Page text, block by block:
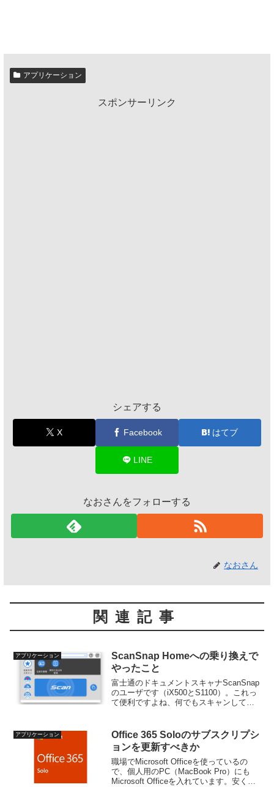
アプリケーション
スポンサーリンク
シェアする
X Facebook はてブ
LINE
なおさんをフォローする
なおさん
関連記事
アプリケーション
ScanSnap Homeへの乗り換えで
やったこと
富士通のドキュメントスキャナScanSnap
のユーザです（iX500とS1100）。これっ
て便利ですよね、何でもスキャンしてデ
化してしまえば躊躇なく捨てられ、周り
がサッ...
アプリケーション
Office 365 Soloのサブスクリプシ
ョンを更新すべきか
職場でMicrosoft Officeを使っているの
で、個人用のPC（MacBook Pro）にも
Microsoft Officeを入れています。安くは